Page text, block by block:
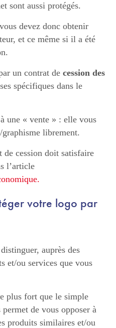
sont aussi protégés.
devez donc obtenir
et ce même si il a été
un contrat de cession des
spécifiques dans le
une « vente » : elle vous
librement.
de cession doit satisfaire
l’article
votre logo par
auprès des
et/ou services que vous
plus fort que le simple
de vous opposer à
produits similaires et/ou